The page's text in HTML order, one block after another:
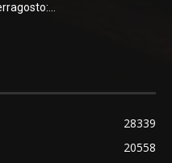
28339
20558